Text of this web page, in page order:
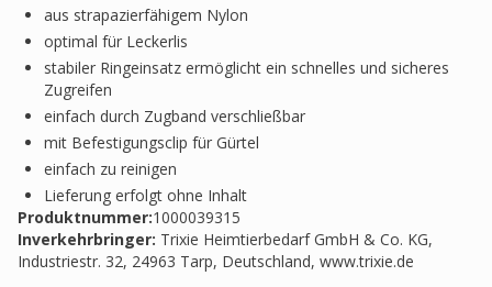
aus strapazierfähigem Nylon
optimal für Leckerlis
stabiler Ringeinsatz ermöglicht ein schnelles und sicheres
Zugreifen
einfach durch Zugband verschließbar
mit Befestigungsclip für Gürtel
einfach zu reinigen
Lieferung erfolgt ohne Inhalt
Produktnummer:1000039315
Inverkehrbringer: Trixie Heimtierbedarf GmbH & Co. KG,
Industriestr. 32, 24963 Tarp, Deutschland, www.trixie.de